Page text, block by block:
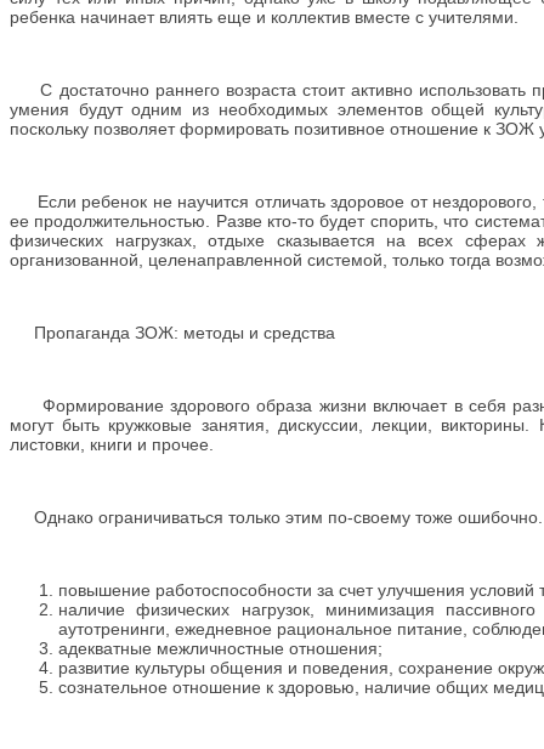
ребенка начинает влиять еще и коллектив вместе с учителями.
С достаточно раннего возраста стоит активно
умения будут одним из необходимых элементов общей
поскольку позволяет формировать позитивное отношение к
Если ребенок не научится отличать здоровое от
ее продолжительностью. Разве кто-то будет спорить, что
физических нагрузках, отдыхе сказывается на всех
организованной, целенаправленной системой, только тогда
Пропаганда ЗОЖ: методы и средства
Формирование здорового образа жизни включает в себя
могут быть кружковые занятия, дискуссии, лекции,
листовки, книги и прочее.
Однако ограничиваться только этим по-своему тоже
повышение работоспособности за счет улучшения условий
наличие физических нагрузок, минимизация
аутотренинги, ежедневное рациональное питание,
адекватные межличностные отношения;
развитие культуры общения и поведения, сохранение
сознательное отношение к здоровью, наличие общих